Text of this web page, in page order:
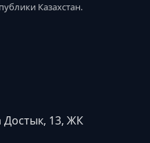
Казахстан.
Достык, 13, ЖК